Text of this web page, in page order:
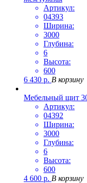
Артикул:
04393
Ширина:
3000
Глубина:
6
Высота:
600
6 430 р. В корзину
Мебельный щит
Артикул:
04392
Ширина:
3000
Глубина:
6
Высота:
600
4 600 р. В корзину